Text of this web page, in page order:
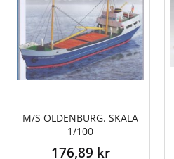
M/S OLDENBURG. SKALA
1/100
176,89 kr